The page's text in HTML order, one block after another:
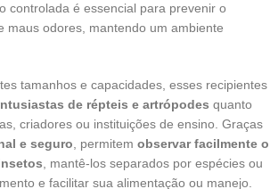
controlada é essencial para prevenir o
maus odores, mantendo um ambiente
tamanhos e capacidades, esses recipientes
de répteis e artrópodes quanto
criadores ou instituições de ensino. Graças
e seguro , permitem observar facilmente o
, mantê-los separados por espécies ou
e facilitar sua alimentação ou manejo.